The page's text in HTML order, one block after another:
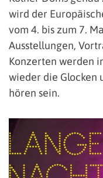
wird der
vom 4. bis zum 7.
Ausstellungen,
Konzerten werden
wieder die Glocken
hören sein.